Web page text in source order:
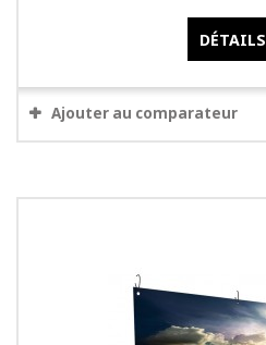
DÉTAILS
Ajouter au comparateur